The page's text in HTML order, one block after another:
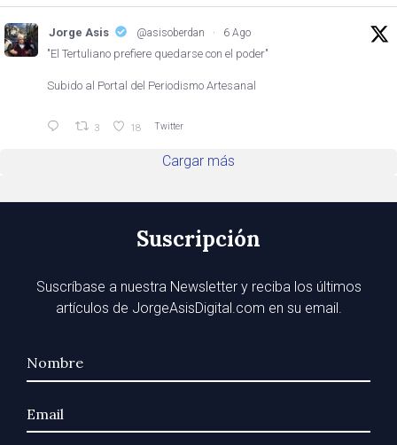
Jorge Asis @asisoberdan · 6 Ago
"El Tertuliano prefiere quedarse con el poder"
Subido al Portal del Periodismo Artesanal
3 18 Twitter
Cargar más
Suscripción
Suscríbase a nuestra Newsletter y reciba los últimos
artículos de JorgeAsisDigital.com en su email.